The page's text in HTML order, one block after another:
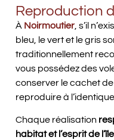
Reproduction
À Noirmoutier , s’il
bleu, le vert et le gris
traditionnellement
vous possédez des
conserver le cachet
reproduire à l’identique.
Chaque réalisation
habitat et l’esprit de l’île